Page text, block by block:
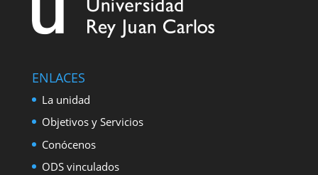
ENLACES
La unidad
Objetivos y Servicios
Conócenos
ODS vinculados